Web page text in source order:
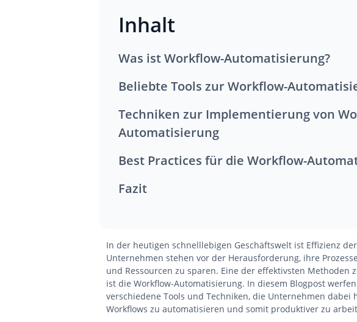
Inhalt
Was ist Workflow-Automatisierung?
Beliebte Tools zur Workflow-
Techniken zur Implementierung von Workflow-
Automatisierung
Best Practices für die Workflow-
Fazit
In der heutigen schnelllebigen Geschäftswelt ist Effizienz
Unternehmen stehen vor der Herausforderung, ihre
und Ressourcen zu sparen. Eine der effektivsten Methoden
ist die Workflow-Automatisierung. In diesem Blogpost
verschiedene Tools und Techniken, die Unternehmen dabei
Workflows zu automatisieren und somit produktiver zu